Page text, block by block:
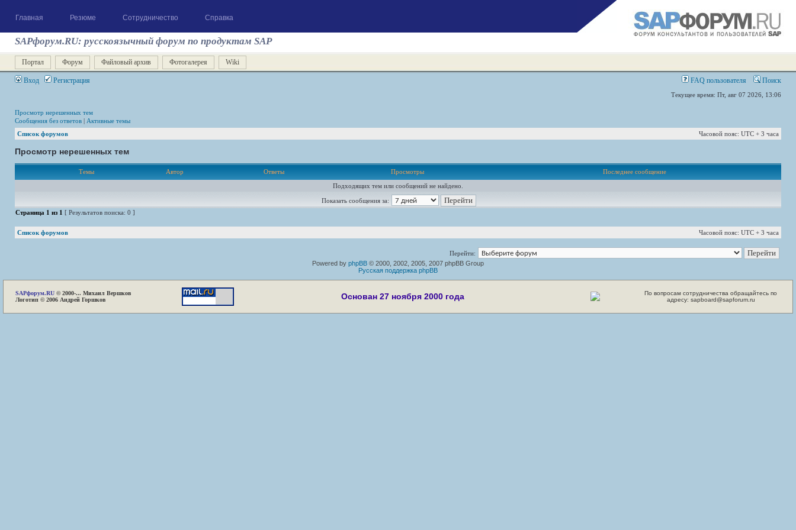
Главная Резюме Сотрудничество Справка
SAPфорум.RU: русскоязычный форум по продуктам SAP
Портал Форум Файловый архив Фотогалерея Wiki
Вход Регистрация FAQ пользователя Поиск
Текущее время: Пт, авг 07 2026, 13:06
Просмотр нерешенных тем
Сообщения без ответов | Активные темы
Список форумов
Часовой пояс: UTC + 3 часа
Просмотр нерешенных тем
Темы Автор Ответы Просмотры
Последнее сообщение
Подходящих тем или сообщений не найдено.
Показать сообщения за:
Страница 1 из 1 [ Результатов поиска: 0 ]
Список форумов Часовой пояс: UTC + 3 часа
Перейти:
Powered by phpBB © 2000, 2002, 2005, 2007 phpBB Group
Русская поддержка phpBB
SAPфорум.RU © 2000-... Михаил Вершков
Логотип © 2006 Андрей Горшков
Основан 27 ноября 2000 года
По вопросам сотрудничества обращайтесь по
адресу: sapboard@sapforum.ru